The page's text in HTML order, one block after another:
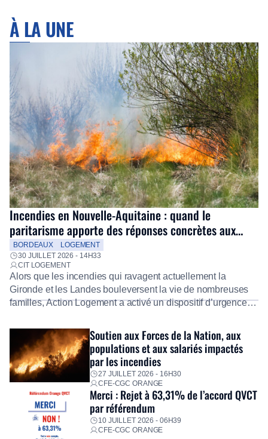
À LA UNE
Incendies en Nouvelle-Aquitaine : quand le
paritarisme apporte des réponses concrètes aux
salariés
BORDEAUX
LOGEMENT
30 JUILLET 2026 - 14H33
CIT LOGEMENT
Alors que les incendies qui ravagent actuellement la
Gironde et les Landes bouleversent la vie de nombreuses
familles, Action Logement a activé un dispositif d’urgence
Fidèle à sa mission d’utilité sociale, le Groupe mobilise
immédiatement ses équipes afin de proposer un diagnostic
personnalisé, des aides financières pour faire face aux
premières dépenses, […]
Soutien aux Forces de la Nation, aux
populations et aux salariés impactés
par les incendies
27 JUILLET 2026 - 16H30
CFE-CGC ORANGE
Merci : Rejet à 63,31% de l’accord QVCT
par référendum
10 JUILLET 2026 - 06H39
CFE-CGC ORANGE